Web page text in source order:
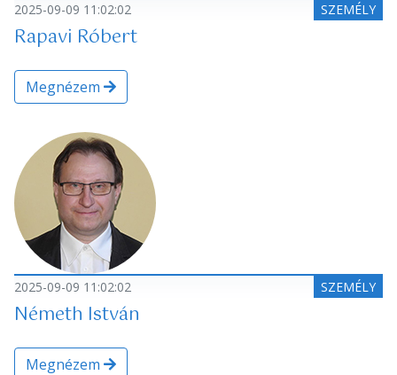
2025-09-09 11:02:02 SZEMÉLY
Rapavi Róbert
Megnézem
2025-09-09 11:02:02 SZEMÉLY
Németh István
Megnézem